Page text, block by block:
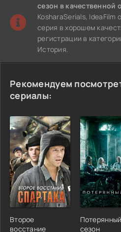
сезон в качественной
KosharaSerials, IdeaFilm
серия в хорошем
регистрации в
История.
Рекомендуем
сериалы:
Второе
восстание
сезон